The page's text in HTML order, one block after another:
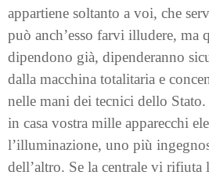
appartiene soltanto a voi, che
può anch’esso farvi illudere, ma
dipendono già, dipenderanno
dalla macchina totalitaria e
nelle mani dei tecnici dello Stato.
in casa vostra mille apparecchi
l’illuminazione, uno più
dell’altro. Se la centrale vi rifiuta